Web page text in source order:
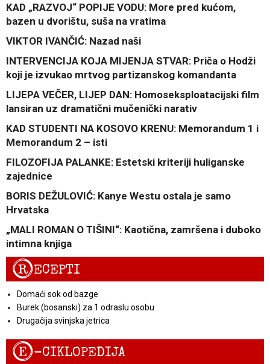
KAD „RAZVOJ“ POPIJE VODU: More pred kućom,
bazen u dvorištu, suša na vratima
VIKTOR IVANČIĆ: Nazad naši
INTERVENCIJA KOJA MIJENJA STVAR: Priča o Hodži
koji je izvukao mrtvog partizanskog komandanta
LIJEPA VEČER, LIJEP DAN: Homoseksploatacijski film
lansiran uz dramatični mučenički narativ
KAD STUDENTI NA KOSOVO KRENU: Memorandum 1 i
Memorandum 2 – isti
FILOZOFIJA PALANKE: Estetski kriteriji huliganske
zajednice
BORIS DEŽULOVIĆ: Kanye Westu ostala je samo
Hrvatska
„MALI ROMAN O TIŠINI“: Kaotična, zamršena i duboko
intimna knjiga
RECEPTI
Domaći sok od bazge
Burek (bosanski) za 1 odraslu osobu
Drugačija svinjska jetrica
E-CIKLOPEDIJA